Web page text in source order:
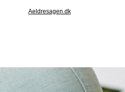
Aeldresagen.dk